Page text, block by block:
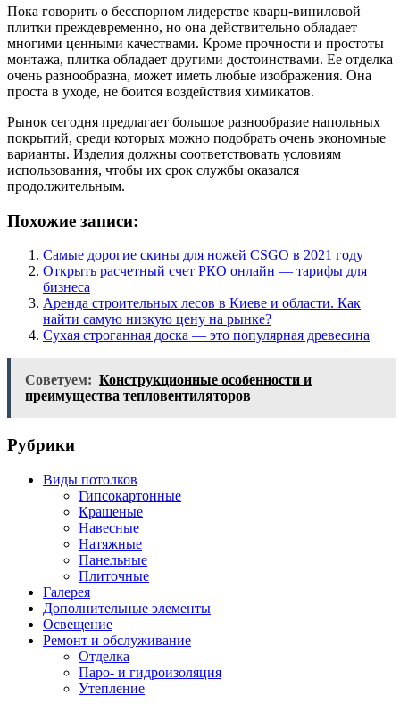
Пока говорить о бесспорном лидерстве кварц-виниловой
плитки преждевременно, но она действительно обладает
многими ценными качествами. Кроме прочности и простоты
монтажа, плитка обладает другими достоинствами. Ее отделка
очень разнообразна, может иметь любые изображения. Она
проста в уходе, не боится воздействия химикатов.
Рынок сегодня предлагает большое разнообразие напольных
покрытий, среди которых можно подобрать очень экономные
варианты. Изделия должны соответствовать условиям
использования, чтобы их срок службы оказался
продолжительным.
Похожие записи:
Самые дорогие скины для ножей CSGO в 2021 году
Открыть расчетный счет РКО онлайн — тарифы для
бизнеса
Аренда строительных лесов в Киеве и области. Как
найти самую низкую цену на рынке?
Сухая строганная доска — это популярная древесина
Советуем: Конструкционные особенности и
преимущества тепловентиляторов
Рубрики
Виды потолков
Гипсокартонные
Крашеные
Навесные
Натяжные
Панельные
Плиточные
Галерея
Дополнительные элементы
Освещение
Ремонт и обслуживание
Отделка
Паро- и гидроизоляция
Утепление